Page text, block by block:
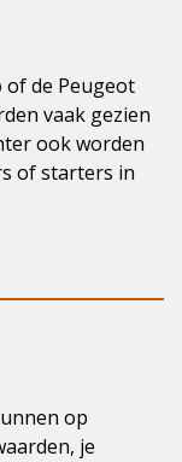
of de Peugeot
vaak gezien
ook worden
of starters in
op
je